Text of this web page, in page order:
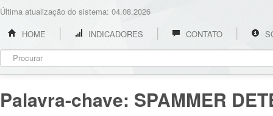
Última atualização do sistema: 04.08.2026
HOME
INDICADORES CONTATO
Palavra-chave: SPAMMER